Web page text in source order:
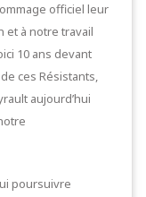
officiel leur
et à notre travail
10 ans devant
ces Résistants,
aujourd’hui
poursuivre